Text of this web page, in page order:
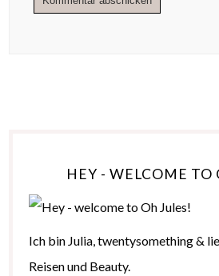
HEY - WELCOME TO
Ich bin Julia, twentysomething &
Reisen und Beauty.